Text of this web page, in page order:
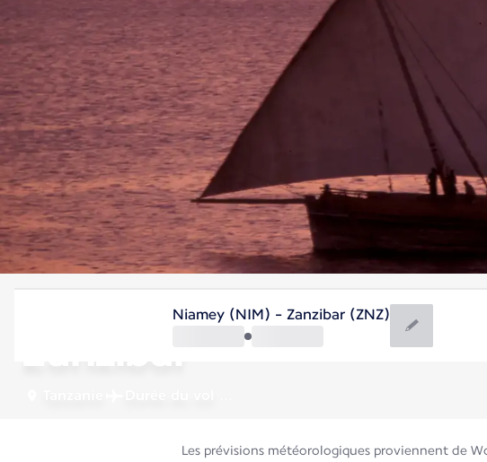
Zanzibar
Niamey (NIM) - Zanzibar (ZNZ)
Les prévisions météorologiques proviennent de